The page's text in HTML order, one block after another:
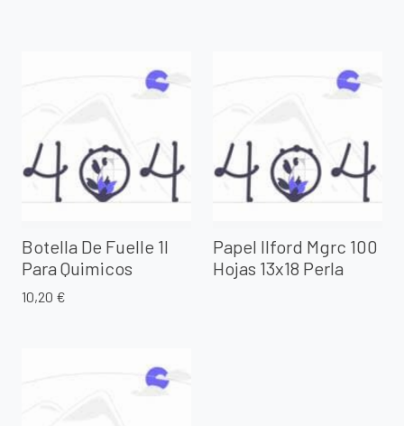
Botella De Fuelle 1l
Para Quimicos
10,20 €
Papel Ilford Mgrc 100
Hojas 13x18 Perla